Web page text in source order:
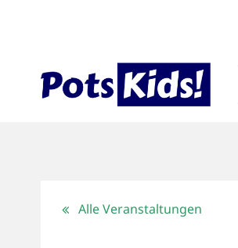
Alle Veranstaltungen
ThemenAktuelles